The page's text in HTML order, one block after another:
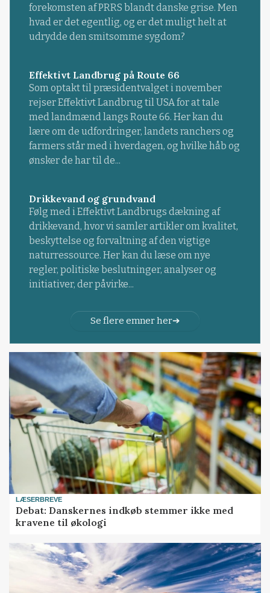
forekomsten af PRRS blandt danske grise. Men
hvad er det egentlig, og er det muligt helt at
udrydde den smitsomme sygdom?
Effektivt Landbrug på Route 66
Som optakt til præsidentvalget i november
rejser Effektivt Landbrug til USA for at tale
med landmænd langs Route 66. Her kan du
lære om de udfordringer, landets ranchers og
farmers står med i hverdagen, og hvilke håb og
ønsker de har til de...
Drikkevand og grundvand
Følg med i Effektivt Landbrugs dækning af
drikkevand, hvor vi samler artikler om kvalitet,
beskyttelse og forvaltning af den vigtige
naturressource. Her kan du læse om nye
regler, politiske beslutninger, analyser og
initiativer, der påvirke...
Se flere emner her
LÆSERBREVE
Debat: Danskernes indkøb stemmer ikke med
kravene til økologi